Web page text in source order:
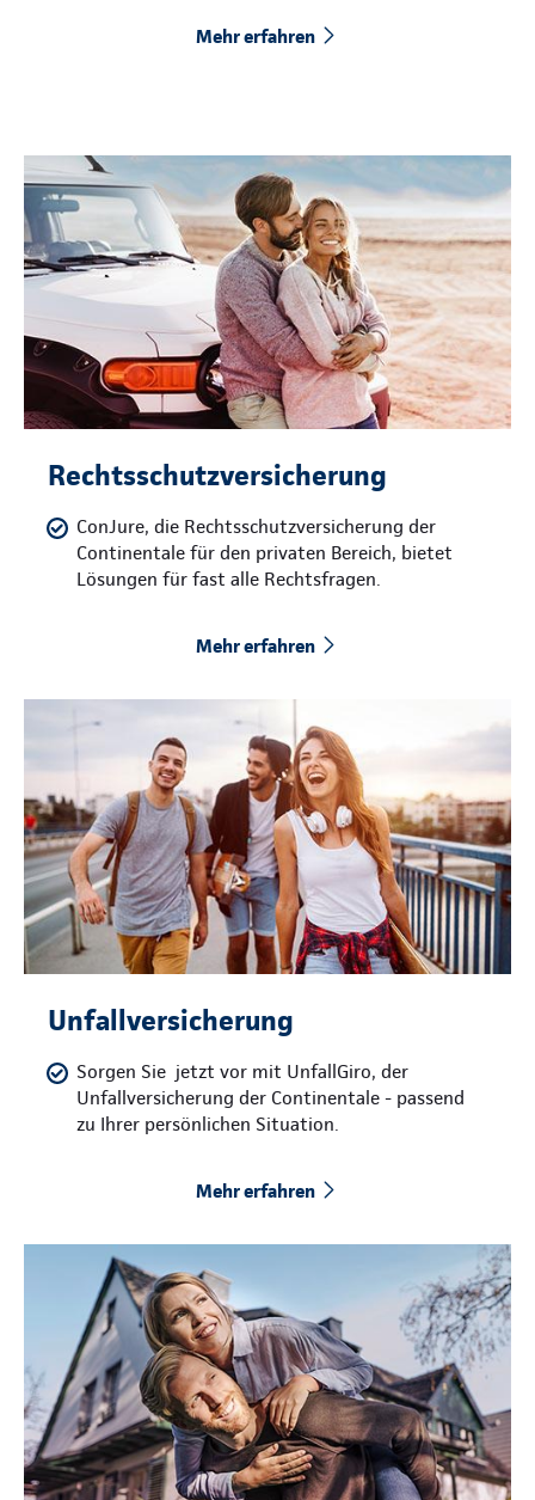
Mehr erfahren
Rechtsschutzversicherung
ConJure, die Rechtsschutzversicherung der
Continentale für den privaten Bereich, bietet
Lösungen für fast alle Rechtsfragen.
Mehr erfahren
Unfallversicherung
Sorgen Sie jetzt vor mit UnfallGiro, der
Unfallversicherung der Continentale - passend
zu Ihrer persönlichen Situation.
Mehr erfahren